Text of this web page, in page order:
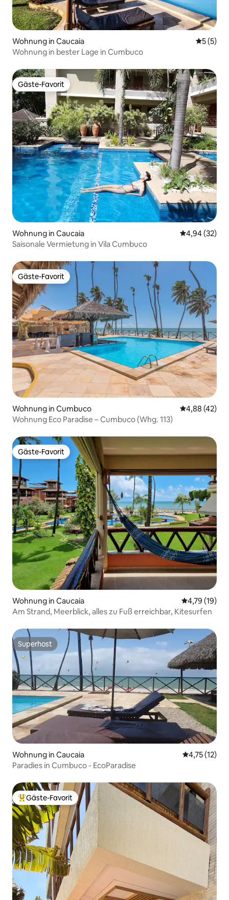
Wohnung in Caucaia
5 (5)
Wohnung in bester Lage in Cumbuco
Gäste-Favorit
Gäste-Favorit
Wohnung in Caucaia
4,94 (32)
Saisonale Vermietung in Vila Cumbuco
Gäste-Favorit
Gäste-Favorit
Wohnung in Cumbuco
4,88 (42)
Wohnung Eco Paradise – Cumbuco (Whg. 113)
Gäste-Favorit
Gäste-Favorit
Wohnung in Caucaia
4,79 (19)
Am Strand, Meerblick, alles zu Fuß erreichbar, Kitesurfen
Superhost
Superhost
Wohnung in Caucaia
4,75 (12)
Paradies in Cumbuco - EcoParadise
Beliebter Gäste-Favorit.
Gäste-Favorit